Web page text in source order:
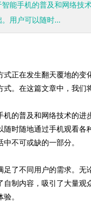
能手机的普及和网络技
用户可以随时...
式正在发生翻天覆地的
。在这篇文章中，我们
的普及和网络技术的
随时随地通过手机观看
不可或缺的一部分。
了不同用户的需求。
制内容，吸引了大量
。